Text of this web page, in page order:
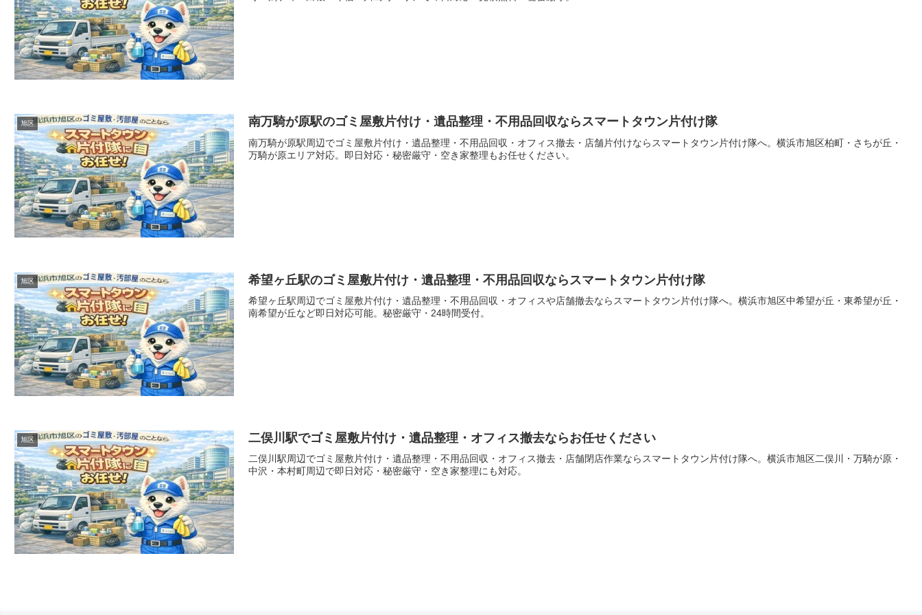
旭区 南万騎が原駅のゴミ屋敷片付け・遺品整理・不用品回収ならスマートタウン片付け隊
南万騎が原駅周辺でゴミ屋敷片付け・遺品整理・不用品回収・オフィス撤去・店舗片付けならスマートタウン片付け隊へ。横浜市旭区柏町・さちが丘・
万騎が原エリア対応。即日対応・秘密厳守・空き家整理もお任せください。
旭区 希望ヶ丘駅のゴミ屋敷片付け・遺品整理・不用品回収ならスマートタウン片付け隊
希望ヶ丘駅周辺でゴミ屋敷片付け・遺品整理・不用品回収・オフィスや店舗撤去ならスマートタウン片付け隊へ。横浜市旭区中希望が丘・東希望が丘・
南希望が丘など即日対応可能。秘密厳守・24時間受付。
旭区 二俣川駅でゴミ屋敷片付け・遺品整理・オフィス撤去ならお任せください
二俣川駅周辺でゴミ屋敷片付け・遺品整理・不用品回収・オフィス撤去・店舗閉店作業ならスマートタウン片付け隊へ。横浜市旭区二俣川・万騎が原・
中沢・本村町周辺で即日対応・秘密厳守・空き家整理にも対応。